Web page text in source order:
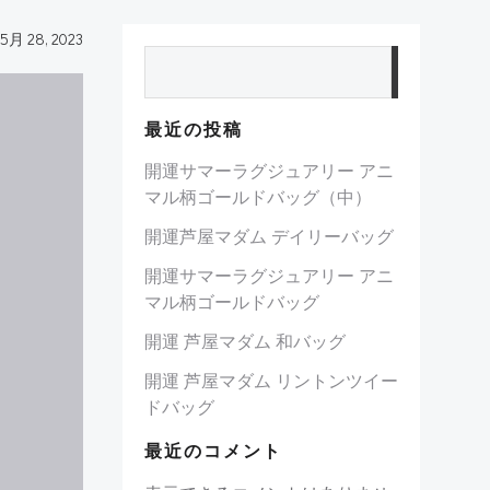
5月 28, 2023
最近の投稿
開運サマーラグジュアリー アニ
マル柄ゴールドバッグ（中）
開運芦屋マダム デイリーバッグ
開運サマーラグジュアリー アニ
マル柄ゴールドバッグ
開運 芦屋マダム 和バッグ
開運 芦屋マダム リントンツイー
ドバッグ
最近のコメント